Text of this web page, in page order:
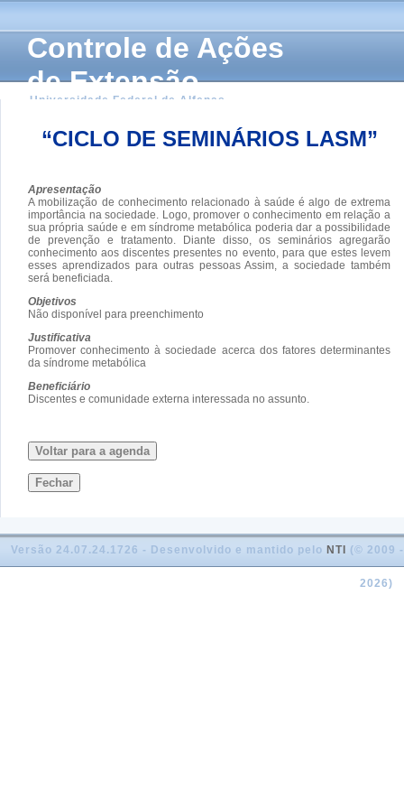
Controle de Ações
de Extensão
Universidade Federal de Alfenas
“CICLO DE SEMINÁRIOS LASM”
Apresentação
A mobilização de conhecimento relacionado à saúde é algo de extrema
importância na sociedade. Logo, promover o conhecimento em relação a
sua própria saúde e em síndrome metabólica poderia dar a possibilidade
de prevenção e tratamento. Diante disso, os seminários agregarão
conhecimento aos discentes presentes no evento, para que estes levem
esses aprendizados para outras pessoas Assim, a sociedade também
será beneficiada.
Objetivos
Não disponível para preenchimento
Justificativa
Promover conhecimento à sociedade acerca dos fatores determinantes
da síndrome metabólica
Beneficiário
Discentes e comunidade externa interessada no assunto.
Voltar para a agenda
Fechar
Versão 24.07.24.1726 - Desenvolvido e mantido pelo NTI (© 2009 -
2026)